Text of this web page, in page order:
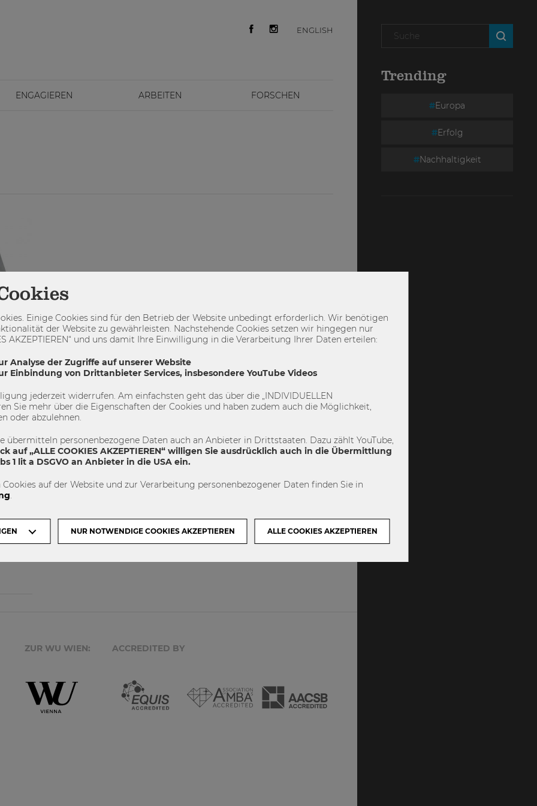
ENGLISH
ENGAGIEREN ARBEITEN FORSCHEN
Trending
Europa
Erfolg
Nachhaltigkeit
das...
ZUR WU WIEN: ACCREDITED BY
Einige Cookies sind für den Betrieb der Website unbedingt erforderlich. Wir benötigen
der Website zu gewährleisten. Nachstehende Cookies setzen wir hingegen nur
AKZEPTIEREN“ und uns damit Ihre Einwilligung in die Verarbeitung Ihrer Daten erteilen:
Analyse der Zugriffe auf unserer Website
Einbindung von Drittanbieter Services, insbesondere YouTube Videos
jederzeit widerrufen. Am einfachsten geht das über die „INDIVIDUELLEN
Sie mehr über die Eigenschaften der Cookies und haben zudem auch die Möglichkeit,
oder abzulehnen.
übermitteln personenbezogene Daten auch an Anbieter in Drittstaaten. Dazu zählt YouTube,
auf „ALLE COOKIES AKZEPTIEREN“ willigen Sie ausdrücklich auch in die Übermittlung
1 lit a DSGVO an Anbieter in die USA ein.
auf der Website und zur Verarbeitung personenbezogener Daten finden Sie in
.
NUR NOTWENDIGE COOKIES AKZEPTIEREN ALLE COOKIES AKZEPTIEREN